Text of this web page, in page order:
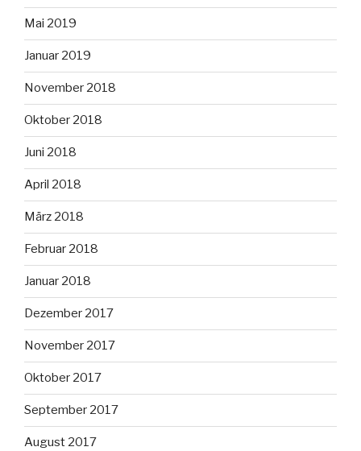
Mai 2019
Januar 2019
November 2018
Oktober 2018
Juni 2018
April 2018
März 2018
Februar 2018
Januar 2018
Dezember 2017
November 2017
Oktober 2017
September 2017
August 2017